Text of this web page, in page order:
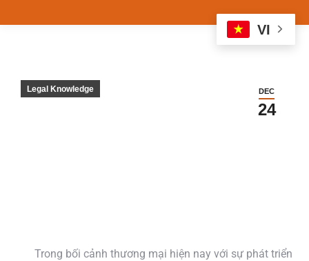
DEC
24
Legal Knowledge
Trong bối cảnh thương mại hiện nay với sự phát triển
VI